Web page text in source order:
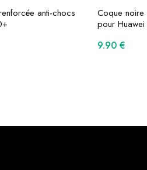
anti-chocs
Coque noire
pour
9.90 €